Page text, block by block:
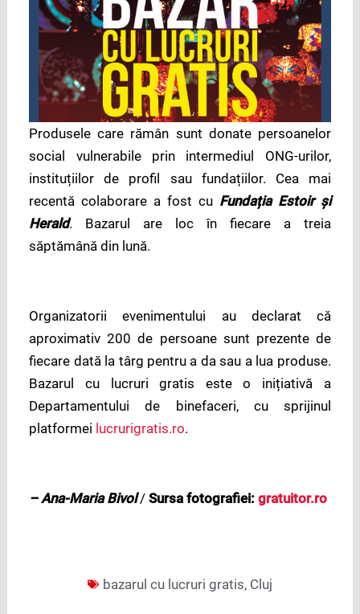
Produsele care rămân sunt donate persoanelor
social vulnerabile prin intermediul ONG-urilor,
instituțiilor de profil sau fundațiilor. Cea mai
recentă colaborare a fost cu Fundația Estoir și
Herald. Bazarul are loc în fiecare a treia
săptămână din lună.
Organizatorii evenimentului au declarat că
aproximativ 200 de persoane sunt prezente de
fiecare dată la târg pentru a da sau a lua produse.
Bazarul cu lucruri gratis este o inițiativă a
Departamentului de binefaceri, cu sprijinul
platformei lucrurigratis.ro.
– Ana-Maria Bivol /Sursa fotografiei:gratuitor.ro
bazarul cu lucruri gratis, Cluj